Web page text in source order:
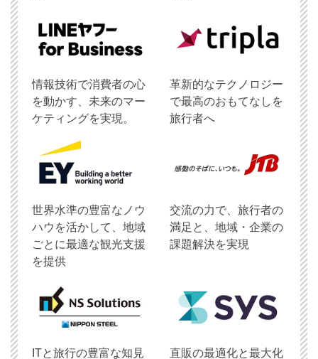
情報技術で消費者の心
を動かす、未来のマー
ケティングを実現。
革新的なテクノロジー
で最高のおもてなしを
旅行者へ
世界水準の豊富なノウ
ハウを活かして、地域
ごとに最適な観光支援
を提供
交流の力で、旅行者の
満足と、地域・企業の
課題解決を実現
ITと旅行の豊富な知見 直販の最適化と最大化